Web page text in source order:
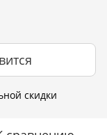
скидки